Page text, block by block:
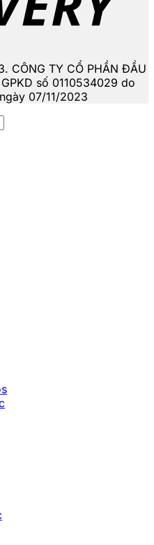
CÔNG TY CỔ PHẦN ĐẦU
số 0110534029 do
07/11/2023